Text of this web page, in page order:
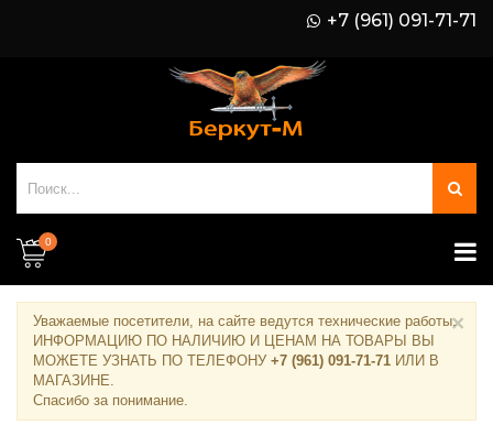
+7 (961) 091-71-71
0
Уважаемые посетители, на сайте ведутся технические работы.
ИНФОРМАЦИЮ ПО НАЛИЧИЮ И ЦЕНАМ НА ТОВАРЫ ВЫ
МОЖЕТЕ УЗНАТЬ ПО ТЕЛЕФОНУ +7 (961) 091-71-71 ИЛИ В
МАГАЗИНЕ.
Спасибо за понимание.
×